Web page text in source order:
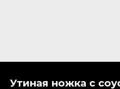
Утиная ножка с